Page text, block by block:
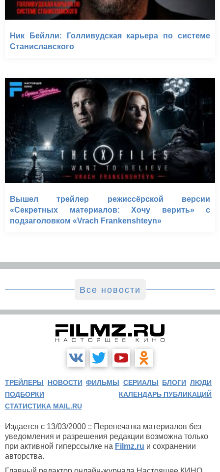
Ник Бейлли: Голливудская карьера по системе
Станиславского
Вышел трейлер режиссёрской версии
«Секретных материалов: Хочу верить» с
подзаголовком «Vrach Frankenshteyn»
Все новости
ТРЕЙЛЕРЫ НОВОСТИ ФИЛЬМЫ СЕРИАЛЫ БЛОГИ ЛЮДИ
ПОДБОРКИ
КАЛЕНДАРЬ ПУБЛИКАЦИЙ
СТАТИСТИКА MAIL.RU
Издается с 13/03/2000 :: Перепечатка материалов без
уведомления и разрешения редакции возможна только
при активной гиперссылке на Filmz.ru и сохранении
авторства.